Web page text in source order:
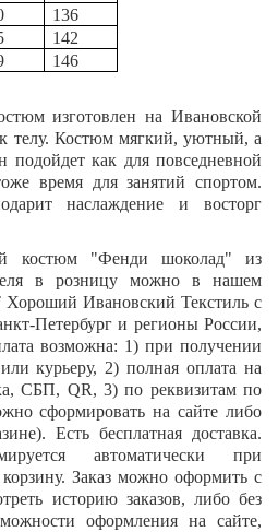
136
142
146
изготовлен на Ивановской
телу. Костюм мягкий, уютный, а
подойдет как для повседневной
время для занятий спортом.
наслаждение и восторг
костюм "Фенди шоколад" из
в розницу можно в нашем
Ивановский Текстиль с
Петербург и регионы России,
возможна: 1) при получении
курьеру, 2) полная оплата на
СБП, QR, 3) по реквизитам по
сформировать на сайте либо
Есть бесплатная доставка.
автоматически при
Заказ можно оформить с
историю заказов, либо без
оформления на сайте,